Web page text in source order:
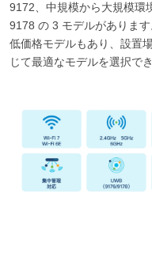
9172、中規模から大規模環
9178 の 3 モデルがありま
低価格モデルもあり、設置
じて最適なモデルを選択でき